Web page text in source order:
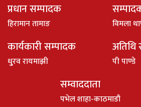
प्रधान सम्पादक
हिरामान तामाङ विमला
कार्यकारी सम्पादक
धु्रव रायमाझी पी पाण्डे
सम्वाददाता
पभेल शाहा-काठमाडौ